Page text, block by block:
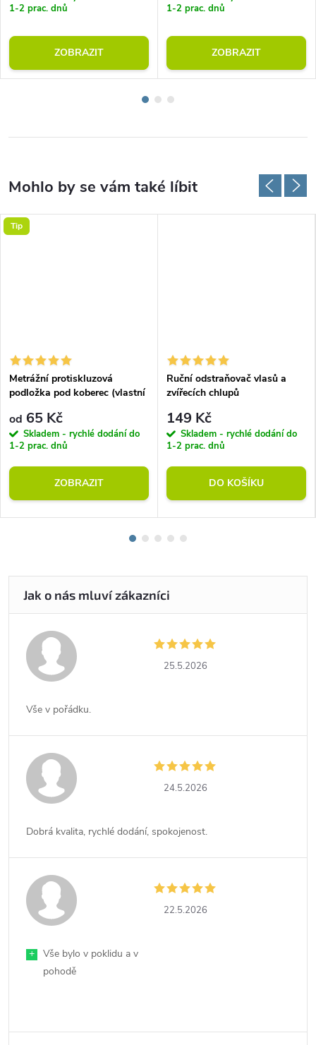
1-2 prac. dnů
ZOBRAZIT
1-2 prac. dnů
ZOBRAZIT
Tip
Metrážní protiskluzová
podložka pod koberec (vlastní
od 65 Kč
Skladem - rychlé dodání do
1-2 prac. dnů
ZOBRAZIT
Ruční odstraňovač vlasů a
zvířecích chlupů
149 Kč
Skladem - rychlé dodání do
1-2 prac. dnů
DO KOŠÍKU
25.5.2026
Vše v pořádku.
24.5.2026
Dobrá kvalita, rychlé dodání, spokojenost.
22.5.2026
+
Vše bylo v poklidu a v
pohodě